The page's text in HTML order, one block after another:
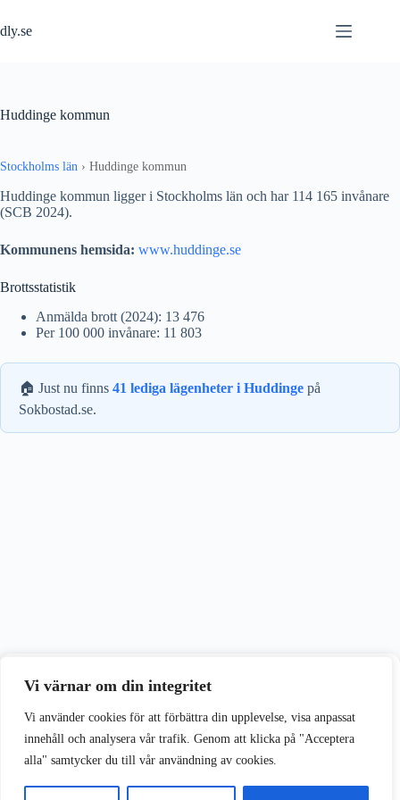
Vi värnar om din integritet
Vi använder cookies för att förbättra din upplevelse, visa anpassat
innehåll och analysera vår trafik. Genom att klicka på "Acceptera
alla" samtycker du till vår användning av cookies.
Vi använder cookies för att förbättra din upplevelse på vår webbplats.
Acceptera alla
till
innehåll
dly.se
Huddinge kommun
Stockholms län › Huddinge kommun
Huddinge kommun ligger i Stockholms län och har 114 165 invånare
(SCB 2024).
Kommunens hemsida: www.huddinge.se
Brottsstatistik
Anmälda brott (2024): 13 476
Per 100 000 invånare: 11 803
🏠 Just nu finns 41 lediga lägenheter i Huddinge på
Sokbostad.se.